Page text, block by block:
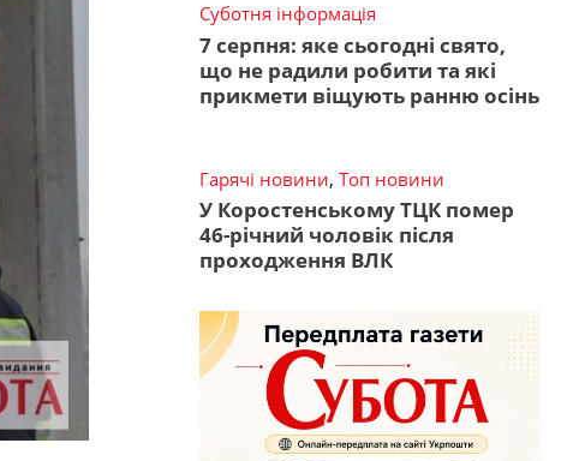
Суботня інформація
7 серпня: яке сьогодні свято,
що не радили робити та які
прикмети віщують ранню осінь
Гарячі новини, Топ новини
У Коростенському ТЦК помер
46-річний чоловік після
проходження ВЛК